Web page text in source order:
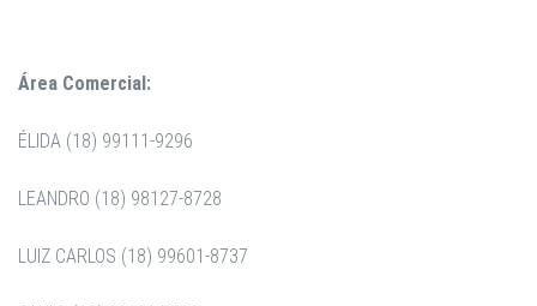
Área Comercial:
ÉLIDA (18) 99111-9296
LEANDRO (18) 98127-8728
LUIZ CARLOS (18) 99601-8737